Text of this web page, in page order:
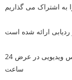
به اشتراک می گذاریم
ارائه شده است
پشتیبانی واقعی: عیب یابی از راه دور از طریق تماس ویدیویی در عرض 24
ساعت